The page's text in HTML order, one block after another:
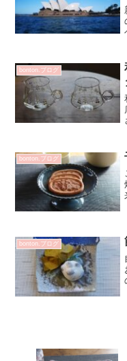
bonton.ブログ
bonton.ブログ
bonton.ブログ